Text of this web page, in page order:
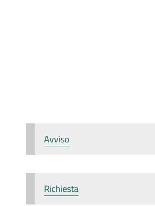
Avviso
Richiesta